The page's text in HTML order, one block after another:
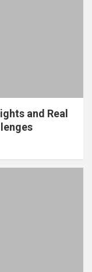
and Real